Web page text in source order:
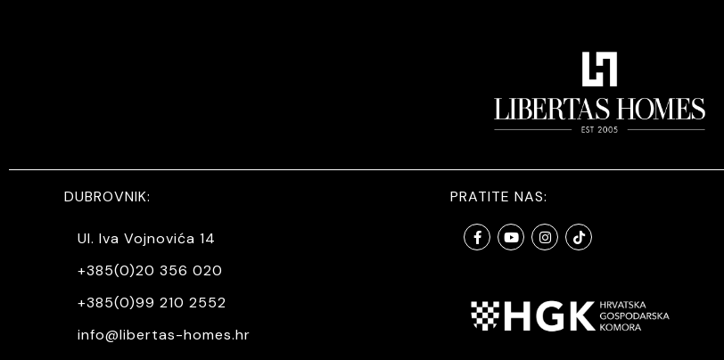
DUBROVNIK:
Ul. Iva Vojnovića 14
+385(0)20 356 020
+385(0)99 210 2552
info@libertas-homes.hr
PRATITE NAS: